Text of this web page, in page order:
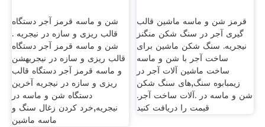
شن و ماسه قرمز آجر دستگاه
قالب ریزی و سازه در نیجریه .
شن و ماسه قرمز آجر دستگاه
قالب ریزی و سازه در نیجریهشن
و ماسه قرمز آجر دستگاه قالب
ریزی و سازه در نیجریه آخرین
دستگاه شن و ماسه در
نیجریه,خرد کردن زغال سنگ و
ماسه ماشین
قرمز شن و ماسه ماشین قالب
گیری آجر در سنگ شکن منگنز
نیجریه. سنگ شکن ماشین برای
ساخت آجر با شن و ماسه
ساخت ماشین آلات آجر در
زیمبابوه سنگ,های سنگ شکن
شن و ماسه در .آلات ساخت آجر.
قیمت را دریافت کنید